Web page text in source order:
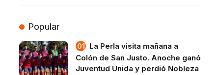
Popular
La Perla visita mañana a
Colón de San Justo. Anoche ganó
Juventud Unida y perdió Nobleza